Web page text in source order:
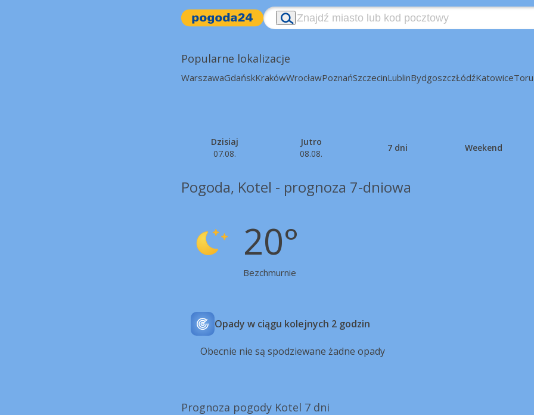
Popularne lokalizacje
WarszawaGdańskKrakówWrocławPoznańSzczecinLublinBydgoszczŁódźKatowice
Dzisiaj
07.08.
Jutro
08.08.
7 dni Weekend
Pogoda, Kotel - prognoza 7-dniowa
20°
Bezchmurnie
Opady w ciągu kolejnych 2 godzin
Obecnie nie są spodziewane żadne opady
Prognoza pogody Kotel 7 dni